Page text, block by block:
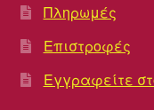
Πληρωμές
Επιστροφές
Εγγραφείτε